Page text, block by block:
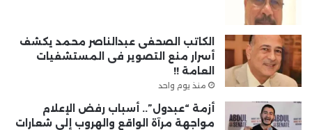
الكاتب الصحفى عبدالناصر محمد يكشف
أسرار منع التصوير فى المستشفيات
العامة !!
منذ يوم واحد
أزمة “عبدول”.. أسباب رفض الإعلام
مواجهة مرآة الواقع والهروب إلى شعارات